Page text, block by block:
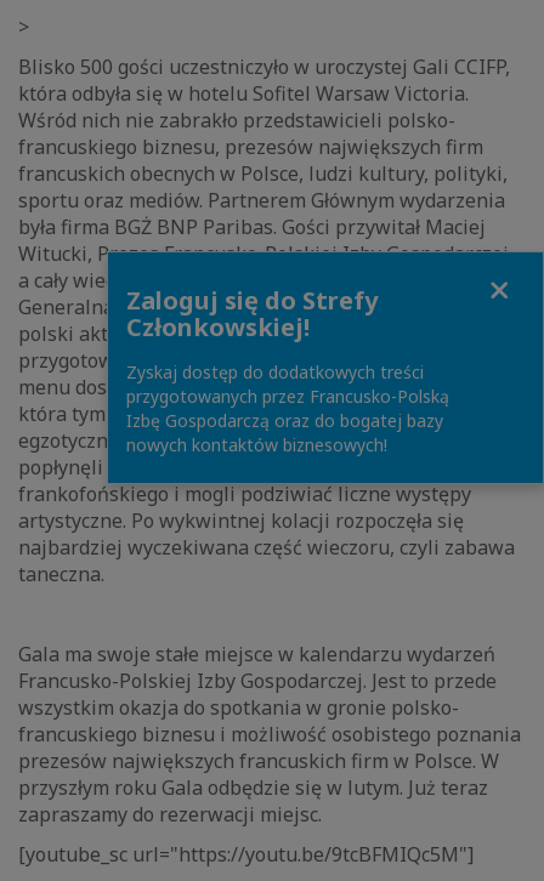
>
Blisko 500 gości uczestniczyło w uroczystej Gali CCIFP,
która odbyła się w hotelu Sofitel Warsaw Victoria.
Wśród nich nie zabrakło przedstawicieli polsko-
francuskiego biznesu, prezesów największych firm
francuskich obecnych w Polsce, ludzi kultury, polityki,
sportu oraz mediów. Partnerem Głównym wydarzenia
była firma BGŻ BNP Paribas. Gości przywitał Maciej
Witucki, Prezes Francusko-Polskiej Izby Gospodarczej,
a cały wieczór prowadziła Monika Constant, Dyrektor
Generalna CCIFP oraz Bartłomiej Kasprzykowski, znany
polski aktor. Nie zabrakło wybornych dań
przygotowanych przez Szefa Kuchni hotelu Sofitel. Całe
menu doskonale komponowało się z tematyk? Gali,
która tym razem przygotowana była w scenerii
egzotycznych francuskich destynacji. Uczestnicy
popłynęli w rejs po odległych zak?tkach świata
frankofońskiego i mogli podziwiać liczne występy
artystyczne. Po wykwintnej kolacji rozpoczęła się
najbardziej wyczekiwana część wieczoru, czyli zabawa
taneczna.
Gala ma swoje stałe miejsce w kalendarzu wydarzeń
Francusko-Polskiej Izby Gospodarczej. Jest to przede
wszystkim okazja do spotkania w gronie polsko-
francuskiego biznesu i możliwość osobistego poznania
prezesów największych francuskich firm w Polsce. W
przyszłym roku Gala odbędzie się w lutym. Już teraz
zapraszamy do rezerwacji miejsc.
[youtube_sc url="https://youtu.be/9tcBFMIQc5M"]
Zaloguj się do Strefy
Członkowskiej!
Zyskaj dostęp do dodatkowych treści
przygotowanych przez Francusko-Polską
Izbę Gospodarczą oraz do bogatej bazy
nowych kontaktów biznesowych!